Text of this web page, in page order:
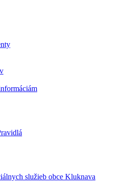
služieb obce Kluknava